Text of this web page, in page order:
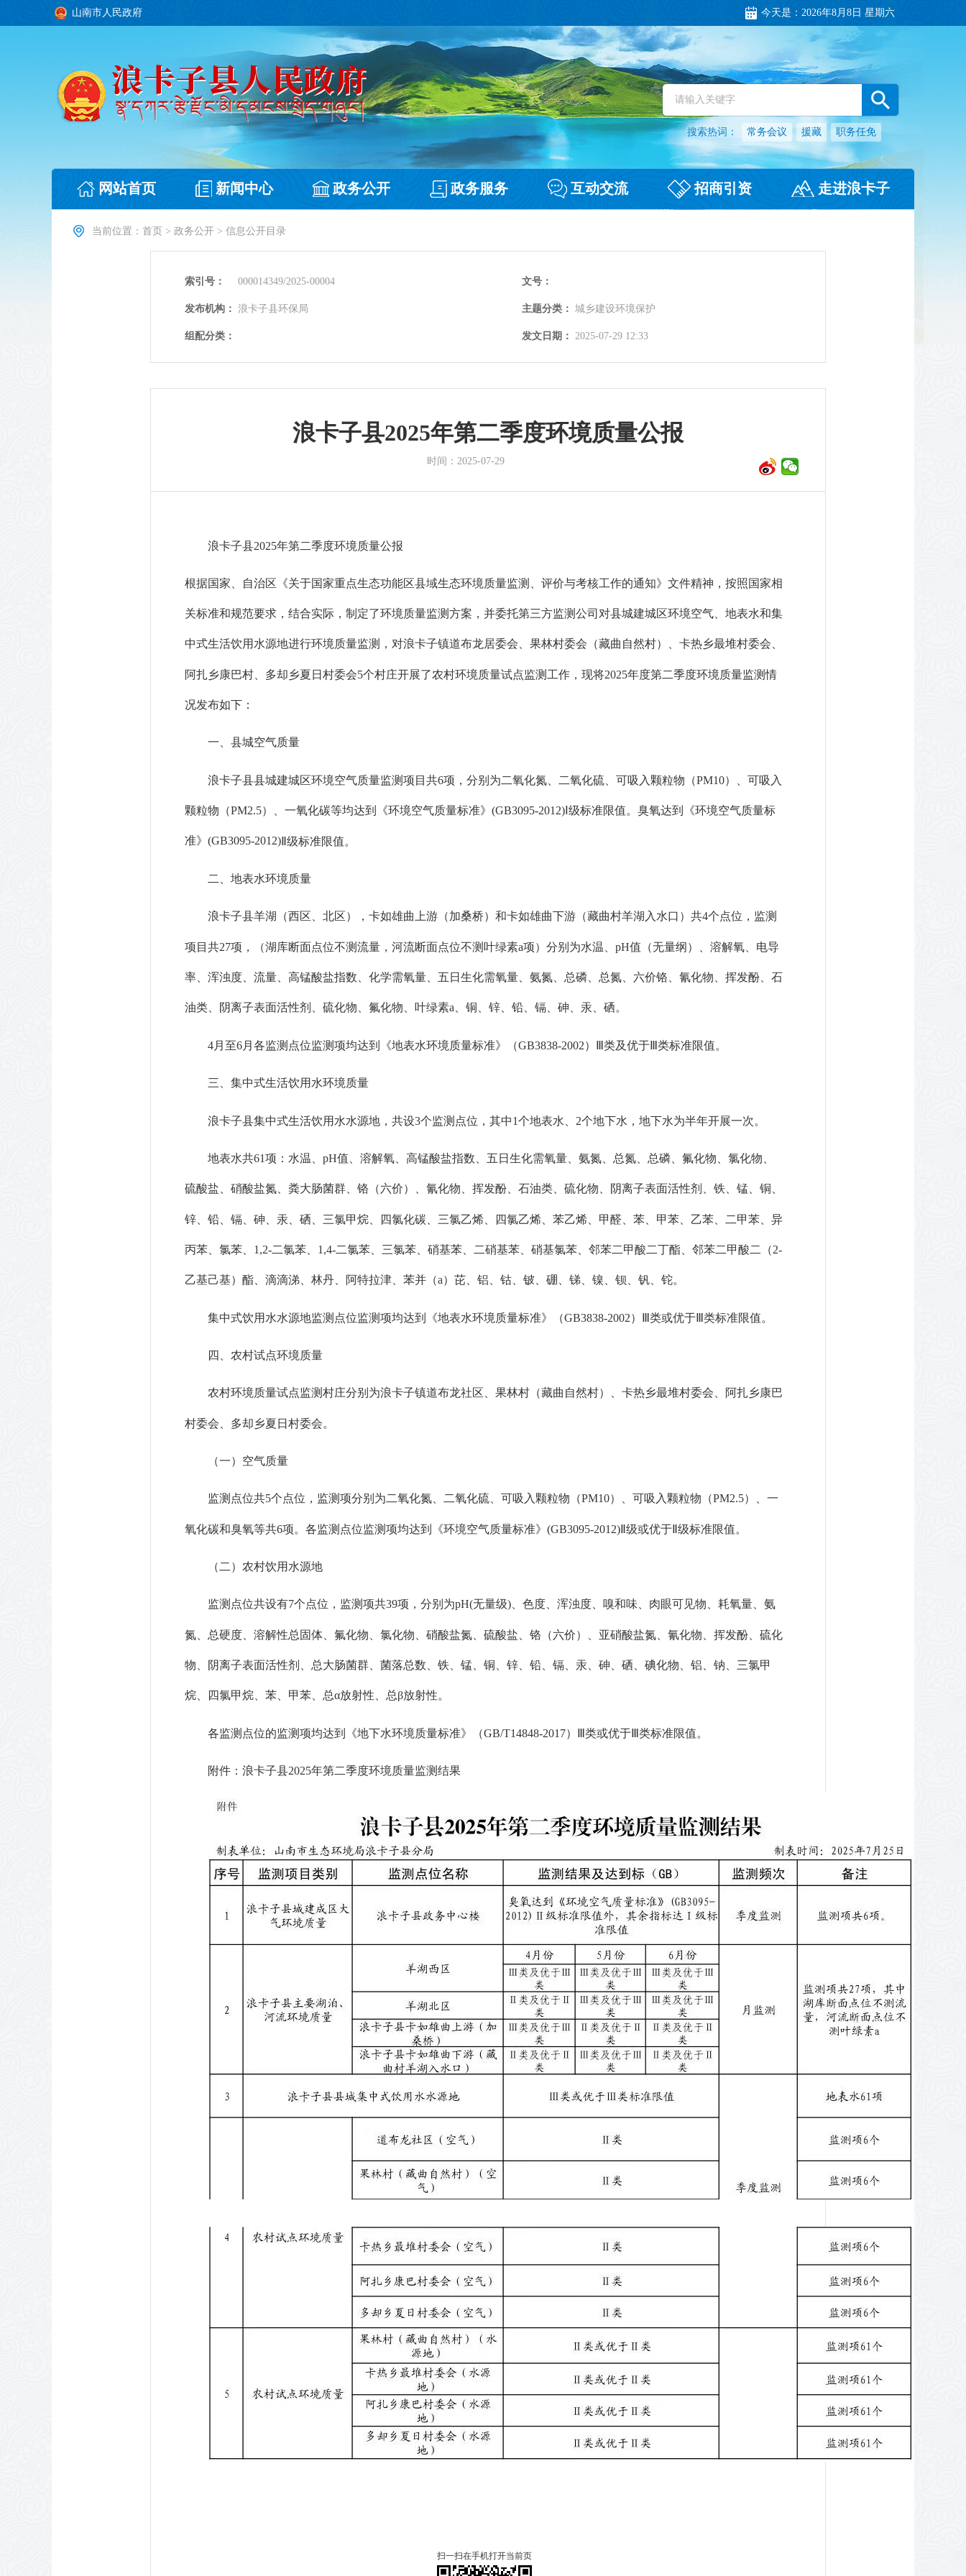
山南市人民政府 今天是： 2026年8月8日 星期六
搜索热词： 常务会议 援藏 职务任免
网站首页 新闻中心 政务公开 政务服务 互动交流 招商引资 走进浪卡子
当前位置： 首页 > 政务公开 > 信息公开目录
索引号： 000014349/2025-00004 文号：
发布机构： 浪卡子县环保局 主题分类： 城乡建设环境保护
组配分类： 发文日期： 2025-07-29 12:33
浪卡子县2025年第二季度环境质量公报
时间： 2025-07-29
浪卡子县2025年第二季度环境质量公报
根据国家、自治区 《关于国家重点生态功能区县域生态环境质量监测、评价与考核工作的通知》 文件精神 ， 按照国家相
关标准和规范要求，结合实际， 制定了环境质量监测方案 ，并委托第三方监测公司对县城建城区环境空气、 地表水和集
中式生活饮用水源地进行环境质量监测，对浪卡子镇道布龙居委会、果林村委会（藏曲自然村）、卡热乡最堆村委会、
阿扎乡康巴村、多却乡夏日村委会5个村庄开展了农村环境质量试点监测工作， 现将2025年度第二季度环境质量监测情
况发布如下 ：
一、县城空气质量
浪卡子县县城建城区环境空气质量监测项目共6项， 分别为二氧化氮 二氧化硫 可吸入颗粒物（PM10） 可吸入
颗粒物（PM2.5） 、一氧化碳等均达到《环境空气质量标准》 (GB3095-2012) 级标准限值。臭氧达到《环境空气质量标
准》 (GB3095-2012) 级标准限值。
二、 地表水环境质量
浪卡子县羊湖（西区、北区）， 卡如雄曲上游（加桑桥）和卡如雄曲下游（藏曲村羊湖入水口） 共4个点位 ， 监测
项目 共27项， （湖库断面点位不测流量，河流断面点位不测叶绿素a项） 分别为水温 pH值 （无量纲）、 溶解氧 、电导
率 、浑浊度、流量、高锰酸盐指数、化学需氧量 五日生化需氧量 、氨氮、总磷、 总氮、六价铬、氰化物、 挥发酚、石
油类、 阴离子表面活性剂、硫化物、氟化物 、叶绿素a 铜、 锌、铅、镉、 砷、 汞、硒。
4月至6月各监测点位监测项均达到《地表水环境质量标准》（GB3838-2002） 类及优于 类标准限值。
三、集中式生活饮用水环境质量
浪卡子县集中式生活饮用水水源地， 共设3个监测 点位，其中1个地表水、2个地下水，地下水为半年开展一次。
地表水共61项： 水温、 pH值、溶解氧、高锰酸盐指数、五日生化需氧量、氨氮、总氮、总磷、氟化物、氯化物、
硫酸盐、硝酸盐氮、粪大肠菌群、铬（六价）、氰化物、挥发酚、石油类、硫化物、阴离子表面活性剂、铁、锰、铜、
锌、铅、镉、砷、汞、硒、三氯甲烷、四氯化碳、三氯乙烯、四氯乙烯、苯乙烯、甲醛、苯、甲苯、乙苯、二甲苯、异
丙苯、氯苯、1,2-二氯苯、1,4-二氯苯、三氯苯、硝基苯、二硝基苯、硝基氯苯、邻苯二甲酸二丁酯、邻苯二甲酸二（2-
乙基己基）酯、滴滴涕、林丹、阿特拉津、苯并（a）芘、铝、钴、铍、硼、锑、镍、钡、钒、铊。
集中式饮用水水源地监测点位监测项均达到《地表水环境质量标准》（GB3838-2002） Ⅲ类或优于 Ⅲ类标准限值。
四、农村试点环境质量
农村环境质量试点监测村庄分别为浪卡子镇道布龙社区、果林村（藏曲自然村） 、卡热乡最堆村委会、阿扎乡康巴
村委会、多却乡夏日村委会。
（一）空气质量
监测点位共5个点位，监测项分别为二氧化氮 二氧化硫 可吸入颗粒物（PM10） 可吸入颗粒物（PM2.5） 、一
氧化碳和臭氧等共6项。各监测点位监测项均达到《环境空气质量标准》 (GB3095-2012) 级或优于 级标准限值。
（二）农村饮用水源地
监测点位共设有7个点位，监测项共39项，分别为pH(无量级)、色度、浑浊度、嗅和味、肉眼可见物、耗氧量、氨
氮、总硬度、溶解性总固体、氟化物、氯化物、硝酸盐氮、硫酸盐、铬（六价）、亚硝酸盐氮、氰化物、挥发酚、硫化
物、阴离子表面活性剂、总大肠菌群、菌落总数、铁、锰、铜、锌、铅、镉、汞、砷、硒、碘化物、铝、钠、三氯甲
烷、四氯甲烷、苯、甲苯、总α放射性、总β放射性。
各监测点位的监测项均达到《地下水环境质量标准》（GB/T14848-2017） Ⅲ类或优于 Ⅲ类标准限值。
附件：浪卡子县2025年第二季度环境质量监测结果
扫一扫在手机打开当前页